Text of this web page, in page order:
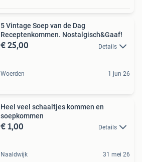
5 Vintage Soep van de Dag
Receptenkommen. Nostalgisch&Gaaf!
€ 25,00 Details
Woerden 1 jun 26
Heel veel schaaltjes kommen en
soepkommen
€ 1,00 Details
Naaldwijk 31 mei 26